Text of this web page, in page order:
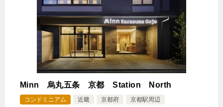
Minn 烏丸五条 京都 Station North
コンドミニアム 近畿 京都府
京都駅周辺